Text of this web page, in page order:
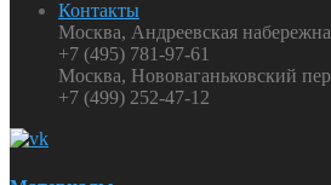
Контакты
Москва, Андреевская
+7 (495) 781-97-61
Москва, Нововаганьковский
+7 (499) 252-47-12